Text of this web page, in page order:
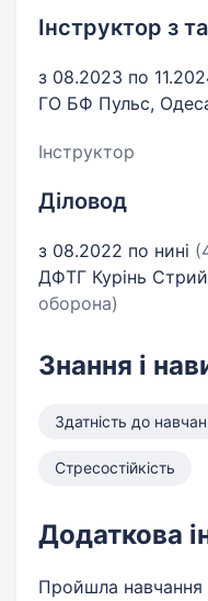
Інструктор з
з 08.2023 по
ГО БФ Пульс,
Інструктор
Діловод
з 08.2022 по нині
ДФТГ Курінь
оборона)
Знання і
Здатність до
Стресостійкість
Додаткова
Пройшла навчання